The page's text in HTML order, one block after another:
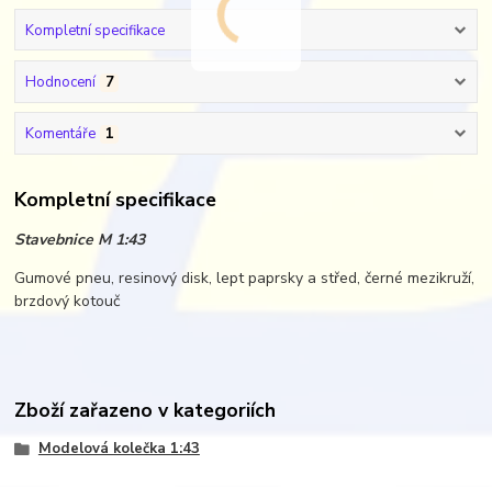
Kompletní specifikace
Hodnocení 7
Komentáře 1
Kompletní specifikace
Stavebnice M 1:43
Gumové pneu, resinový disk, lept paprsky a střed, černé mezikruží,
brzdový kotouč
Zboží zařazeno v kategoriích
Modelová kolečka 1:43